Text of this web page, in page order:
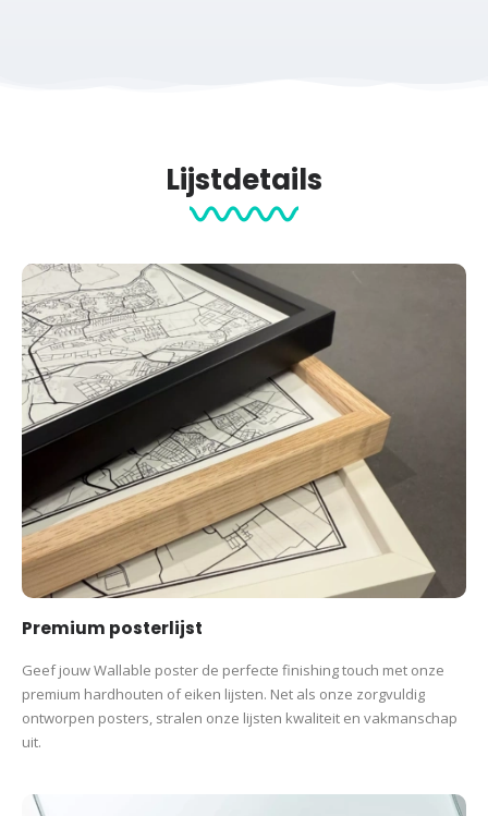
Lijstdetails
Premium posterlijst
Geef jouw Wallable poster de perfecte finishing touch met onze
premium hardhouten of eiken lijsten. Net als onze zorgvuldig
ontworpen posters, stralen onze lijsten kwaliteit en vakmanschap
uit.